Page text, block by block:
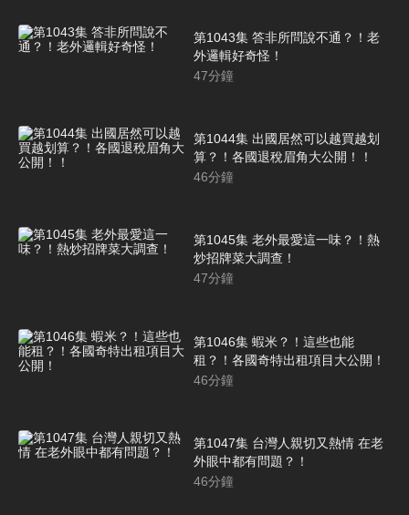
第1043集 答非所問說不通？！老
外邏輯好奇怪！
47分鐘
第1044集 出國居然可以越買越划
算？！各國退稅眉角大公開！！
46分鐘
第1045集 老外最愛這一味？！熱
炒招牌菜大調查！
47分鐘
第1046集 蝦米？！這些也能
租？！各國奇特出租項目大公開！
46分鐘
第1047集 台灣人親切又熱情 在老
外眼中都有問題？！
46分鐘